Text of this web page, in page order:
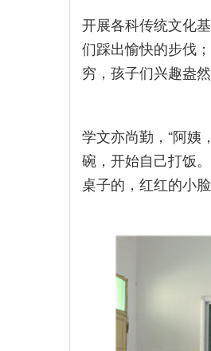
开展各科传统文化
们踩出愉快的步伐
穷，孩子们兴趣盎然
学文亦尚勤，“阿姨
碗，开始自己打饭
桌子的，红红的小